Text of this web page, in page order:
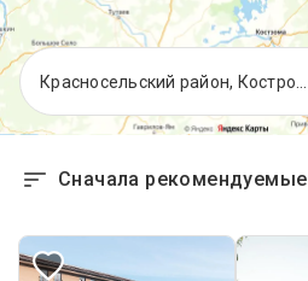
Сначала рекомендуемые